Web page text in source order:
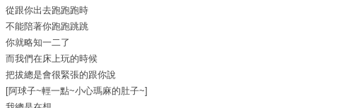
從跟你出去跑跑跑時
不能陪著你跑跑跳跳
你就略知一二了
而我們在床上玩的時候
把拔總是會很緊張的跟你說
[阿球子~輕一點~小心瑪麻的肚子~]